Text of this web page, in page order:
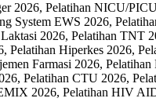
2026, Pelatihan NICU/
System EWS 2026,
2026, Pelatihan TNT
Pelatihan Hiperkes 2026,
Farmasi 2026, Pelatihan
Pelatihan CTU 2026,
2026, Pelatihan HIV